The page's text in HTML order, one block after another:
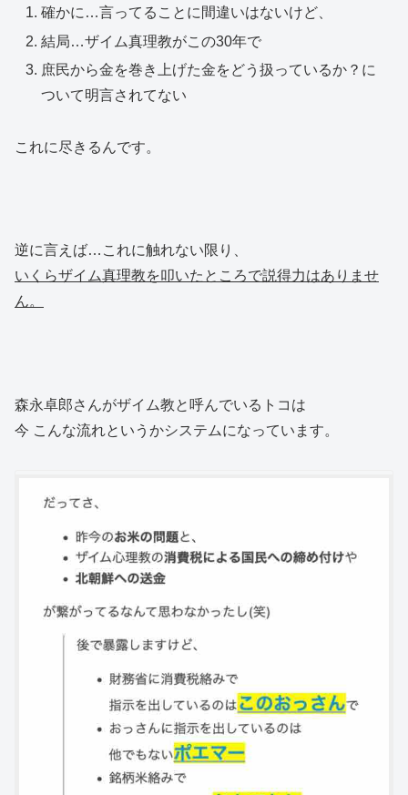
確かに…言ってることに間違いはないけど、
結局…ザイム真理教がこの30年で
庶民から金を巻き上げた金をどう扱っているか？に
ついて明言されてない
これに尽きるんです。
逆に言えば…これに触れない限り、
いくらザイム真理教を叩いたところで説得力はありませ
ん。
森永卓郎さんがザイム教と呼んでいるトコは
今 こんな流れというかシステムになっています。